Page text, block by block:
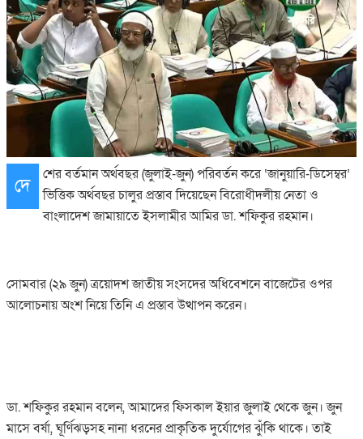
দে
শের বর্তমান অর্থবছর (জুলাই-জুন) পরিবর্তন করে ‘জানুয়ারি-ডিসেম্বর’
ভিত্তিক অর্থবছর চালুর প্রস্তাব দিয়েছেন বিরোধীদলীয় নেতা ও
বাংলাদেশ জামায়াতে ইসলামীর আমির ডা. শফিকুর রহমান।
সোমবার (২৯ জুন) ত্রয়োদশ জাতীয় সংসদের অধিবেশনে বাজেটের ওপর
আলোচনায় অংশ নিয়ে তিনি এ প্রস্তাব উত্থাপন করেন।
ডা. শফিকুর রহমান বলেন, আমাদের ফিসকাল ইয়ার জুলাই থেকে জুন। জুন
মাসে বর্ষা, ঘূর্ণিঝড়সহ নানা ধরনের প্রাকৃতিক দুর্যোগের ঝুঁকি থাকে। তাই